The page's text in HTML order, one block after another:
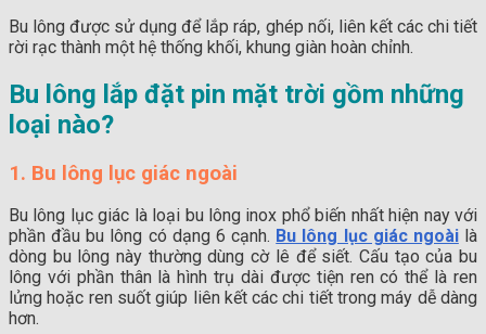
Bu lông được sử dụng để lắp ráp, ghép nối, liên kết các chi tiết
rời rạc thành một hệ thống khối, khung giàn hoàn chỉnh.
Bu lông lắp đặt pin mặt trời gồm những
loại nào?
1. Bu lông lục giác ngoài
Bu lông lục giác là loại bu lông inox phổ biến nhất hiện nay với
phần đầu bu lông có dạng 6 cạnh. Bu lông lục giác ngoàilà
dòng bu lông này thường dùng cờ lê để siết. Cấu tạo của bu
lông với phần thân là hình trụ dài được tiện ren có thể là ren
lửng hoặc ren suốt giúp liên kết các chi tiết trong máy dễ dàng
hơn.